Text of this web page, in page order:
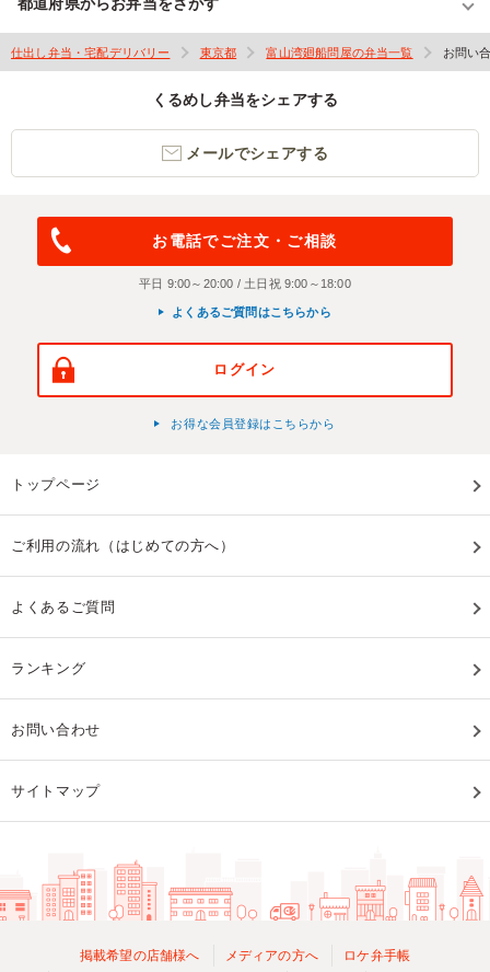
仕出し弁当・宅配デリバリー 東京都 富山湾廻船問屋の弁当一覧 お問い
くるめし弁当をシェアする
メールでシェアする
お電話でご注文・ご相談
平日 9:00～20:00 / 土日祝 9:00～18:00
よくあるご質問はこちらから
ログイン
お得な会員登録はこちらから
トップページ
ご利用の流れ（はじめての方へ）
よくあるご質問
ランキング
お問い合わせ
サイトマップ
掲載希望の店舗様へ メディアの方へ ロケ弁手帳